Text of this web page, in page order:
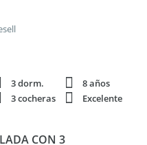
3 dorm.
8 años
3 cocheras
Excelente
CON 3